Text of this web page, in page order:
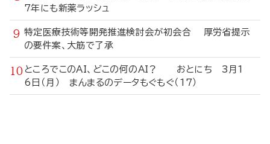
7年にも新薬ラッシュ
特定医療技術等開発推進検討会が初会合 厚労省提示
の要件案、大筋で了承
ところでこのAI、どこの何のAI？ おとにち 3月1
6日（月） まんまるのデータもぐもぐ（17）